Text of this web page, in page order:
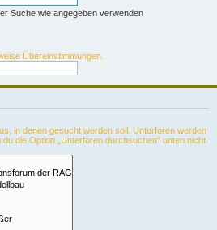
Suche wie angegeben verwenden
Übereinstimmungen.
in denen gesucht werden soll. Unterforen werden
die Option „Unterforen durchsuchen“ unten nicht